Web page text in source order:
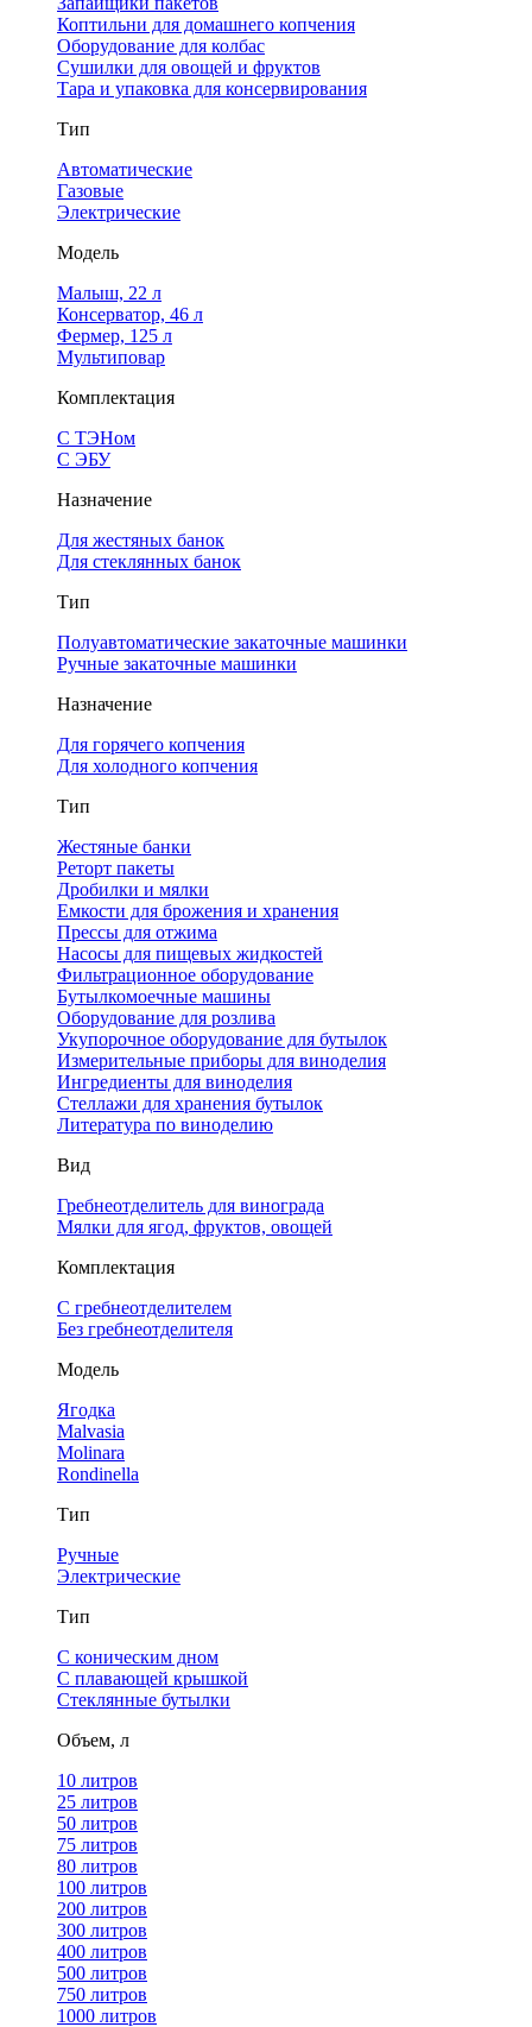
Коптильни для домашнего копчения
Оборудование для колбас
Сушилки для овощей и фруктов
Тара и упаковка для консервирования
Тип
Автоматические
Газовые
Электрические
Модель
Малыш, 22 л
Консерватор, 46 л
Фермер, 125 л
Мультиповар
Комплектация
С ТЭНом
С ЭБУ
Назначение
Для жестяных банок
Для стеклянных банок
Тип
Полуавтоматические закаточные машинки
Ручные закаточные машинки
Назначение
Для горячего копчения
Для холодного копчения
Тип
Жестяные банки
Реторт пакеты
Дробилки и мялки
Емкости для брожения и хранения
Прессы для отжима
Насосы для пищевых жидкостей
Фильтрационное оборудование
Бутылкомоечные машины
Оборудование для розлива
Укупорочное оборудование для бутылок
Измерительные приборы для виноделия
Ингредиенты для виноделия
Стеллажи для хранения бутылок
Литература по виноделию
Вид
Гребнеотделитель для винограда
Мялки для ягод, фруктов, овощей
Комплектация
С гребнеотделителем
Без гребнеотделителя
Модель
Ягодка
Malvasia
Molinara
Rondinella
Тип
Ручные
Электрические
Тип
С коническим дном
С плавающей крышкой
Стеклянные бутылки
Объем, л
10 литров
25 литров
50 литров
75 литров
80 литров
100 литров
200 литров
300 литров
400 литров
500 литров
750 литров
1000 литров